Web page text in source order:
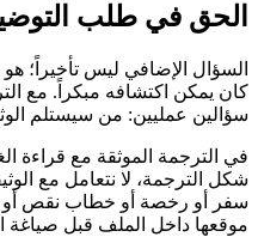
الحق في طلب
السؤال الإضافي ليس تأخيراً؛
كان يمكن اكتشافه مبكراً. مع
سؤالين عمليين: من سيستلم
في الترجمة الموثقة مع قراءة
شكل الترجمة، لا نتعامل مع
سفر أو رخصة أو خطاب نقص أو
موقعها داخل الملف قبل صياغة